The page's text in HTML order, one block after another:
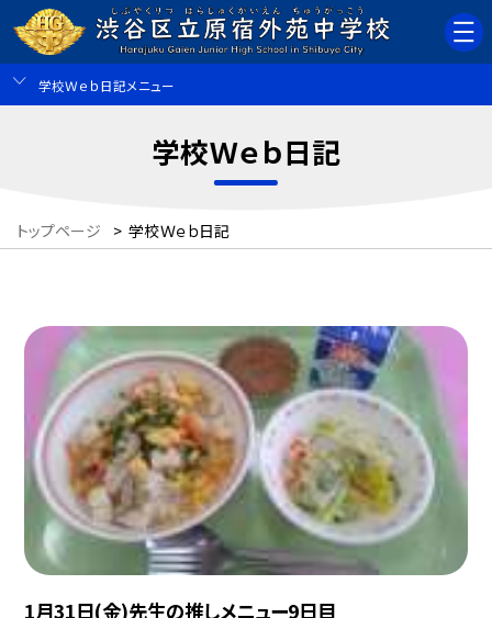
学校Ｗｅｂ日記メニュー
学校Ｗｅｂ日記
トップページ > 学校Ｗｅｂ日記
1月31日(金)先生の推しメニュー9日目